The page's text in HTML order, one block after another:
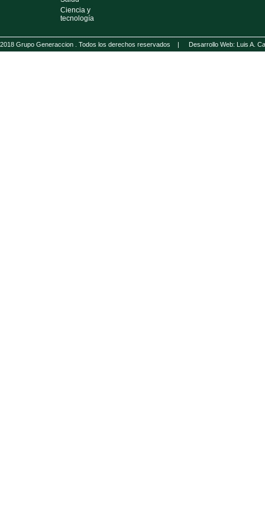
Ciencia y
tecnología
2018 Grupo Generaccion . Todos los derechos reservados | Desarrollo Web: Luis